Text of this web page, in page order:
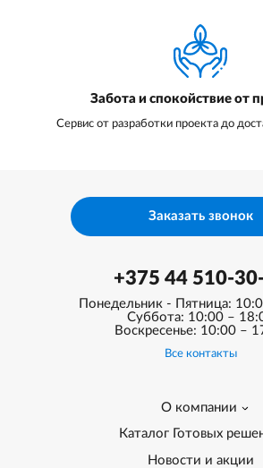
Забота и спокойствие от
Сервис от разработки проекта до
+375 44 510-
Понедельник - Пятница:
Суббота: 10:00 –
Воскресенье: 10:00 –
Все контакты
О компании
Каталог Готовых
Новости и акции
Заказать звонок